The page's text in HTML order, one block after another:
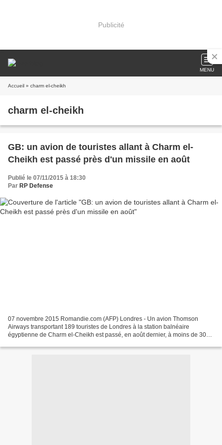
Publicité
MENU
Accueil » charm el-cheikh
charm el-cheikh
GB: un avion de touristes allant à Charm el-
Cheikh est passé près d'un missile en août
Publié le 07/11/2015 à 18:30
Par RP Defense
07 novembre 2015 Romandie.com (AFP) Londres - Un avion Thomson
Airways transportant 189 touristes de Londres à la station balnéaire
égyptienne de Charm el-Cheikh est passé, en août dernier, à moins de 300